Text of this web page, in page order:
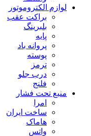
لوازم الکتروموتور
براکت عقب
بلبرینگ
پایه
پروانه باد
پوسته
ترمز
درب جلو
فلنج
منبع تحت فشار
امرا
ساخت ایران
هاماک
واتس